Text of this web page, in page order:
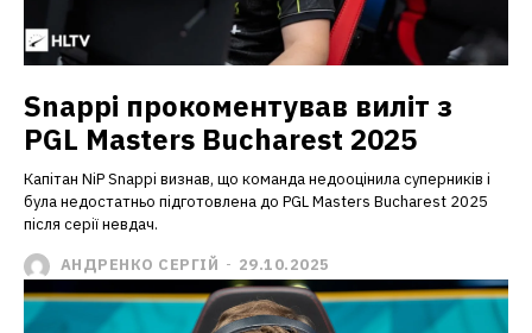
Snappi прокоментував виліт з
PGL Masters Bucharest 2025
Капітан NiP Snappi визнав, що команда недооцінила суперників і
була недостатньо підготовлена до PGL Masters Bucharest 2025
після серії невдач.
АНДРЕНКО СЕРГІЙ - 29.10.2025